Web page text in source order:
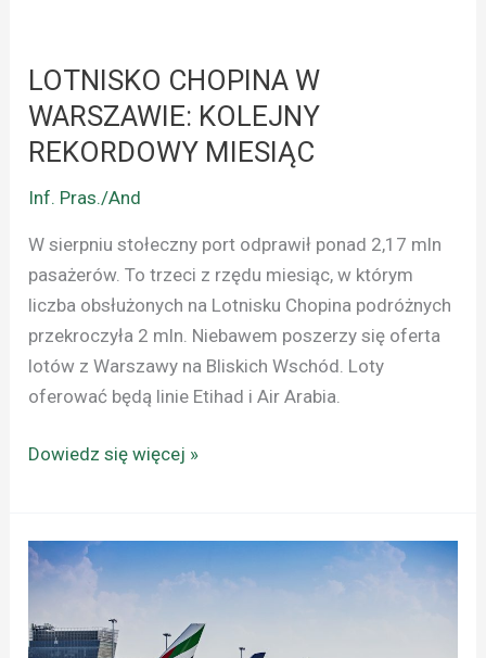
LOTNISKO CHOPINA W
WARSZAWIE: KOLEJNY
REKORDOWY MIESIĄC
Inf. Pras./And
W sierpniu stołeczny port odprawił ponad 2,17 mln
pasażerów. To trzeci z rzędu miesiąc, w którym
liczba obsłużonych na Lotnisku Chopina podróżnych
przekroczyła 2 mln. Niebawem poszerzy się oferta
lotów z Warszawy na Bliskich Wschód. Loty
oferować będą linie Etihad i Air Arabia.
Dowiedz się więcej »
WARSZAWA:
HISTORYCZNY
LOTNISKA